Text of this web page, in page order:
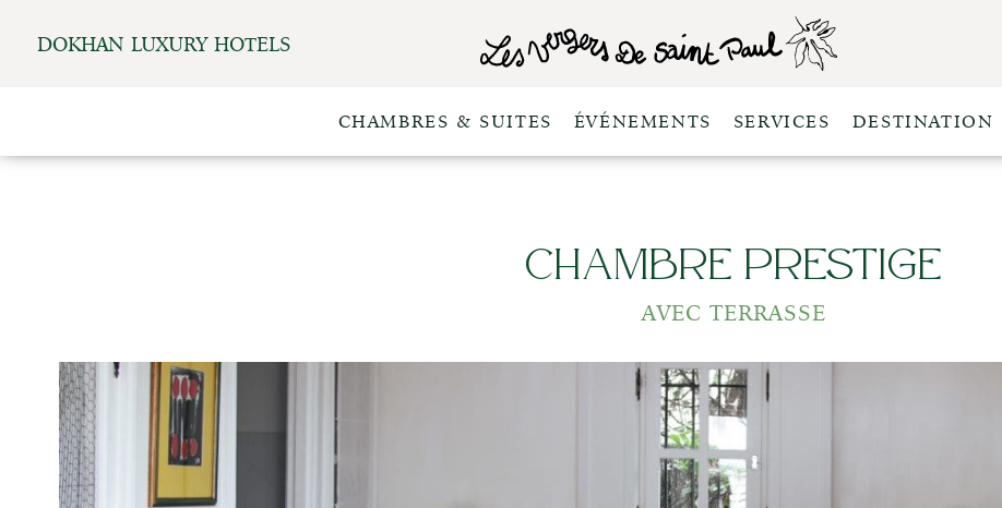
DOKHAN LUXURY HOTELS
CHAMBRES & SUITES ÉVÉNEMENTS SERVICES DESTINATION
Chambre Prestige
AVEC TERRASSE